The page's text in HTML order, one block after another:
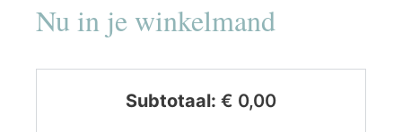
Nu in je winkelmand
Subtotaal: € 0,00